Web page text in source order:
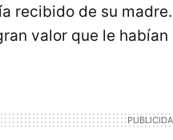
recibido de su
valor que le habían